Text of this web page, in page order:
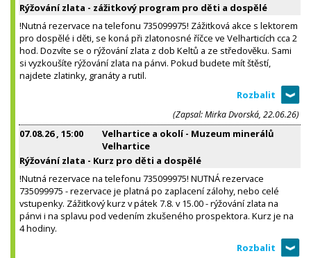
Rýžování zlata - zážitkový program pro děti a dospělé
!Nutná rezervace na telefonu 735099975! Zážitková akce s lektorem
pro dospělé i děti, se koná při zlatonosné říčce ve Velharticích cca 2
hod. Dozvíte se o rýžování zlata z dob Keltů a ze středověku. Sami
si vyzkoušíte rýžování zlata na pánvi. Pokud budete mít štěstí,
najdete zlatinky, granáty a rutil.
(Zapsal: Mirka Dvorská, 22.06.26)
07.08.26, 15:00
Velhartice a okolí - Muzeum minerálů
Velhartice
Rýžování zlata - Kurz pro děti a dospělé
!Nutná rezervace na telefonu 735099975! NUTNÁ rezervace
735099975 - rezervace je platná po zaplacení zálohy, nebo celé
vstupenky. Zážitkový kurz v pátek 7.8. v 15.00 - rýžování zlata na
pánvi i na splavu pod vedením zkušeného prospektora. Kurz je na
4 hodiny.